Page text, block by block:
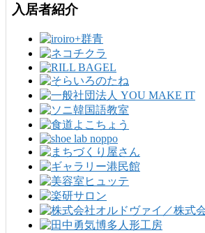
入居者紹介